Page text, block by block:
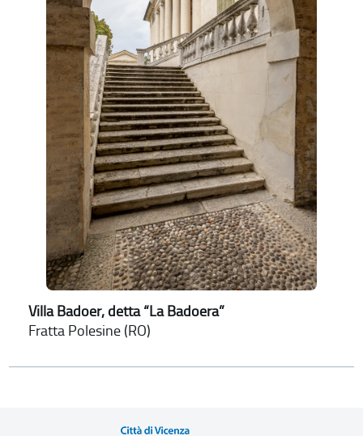
Villa Badoer, detta “La Badoera”
Fratta Polesine (RO)